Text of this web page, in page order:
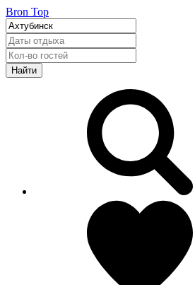
Bron Top
Найти